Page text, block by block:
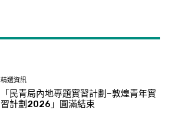
精選資訊
「民青局內地專題實習計劃–敦煌青年實
習計劃2026」圓滿結束